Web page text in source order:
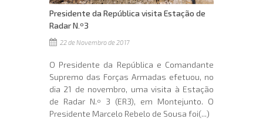
Presidente da República visita Estação de
Radar N.º3
22 de Novembro de 2017
O Presidente da República e Comandante
Supremo das Forças Armadas efetuou, no
dia 21 de novembro, uma visita à Estação
de Radar N.º 3 (ER3), em Montejunto. O
Presidente Marcelo Rebelo de Sousa foi(...)